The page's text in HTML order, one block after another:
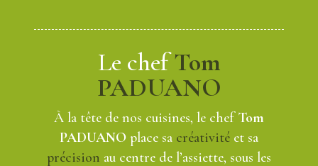
Le chefTom
PADUANO
À la tête de nos cuisines, le chefTom
PADUANO place sa créativité et sa
précision au centre de l’assiette, sous les